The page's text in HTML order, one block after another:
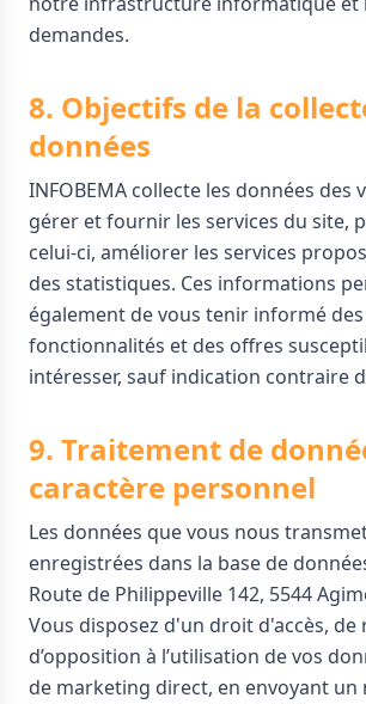
demandes.
8. Objectifs de la
données
INFOBEMA collecte les données des
gérer et fournir les services du site,
celui-ci, améliorer les services
des statistiques. Ces informations
également de vous tenir informé
fonctionnalités et des offres
intéresser, sauf indication contraire
9. Traitement de
caractère personnel
Les données que vous nous
enregistrées dans la base de
Route de Philippeville 142, 5544
Vous disposez d'un droit d'accès,
d’opposition à l’utilisation de vos
de marketing direct, en envoyant un